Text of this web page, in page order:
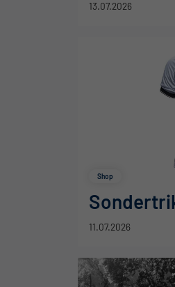
13.07.2026
Shop
11.07.2026